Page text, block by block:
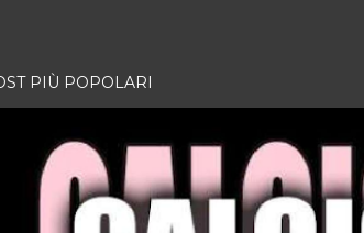
PIÙ POPOLARI